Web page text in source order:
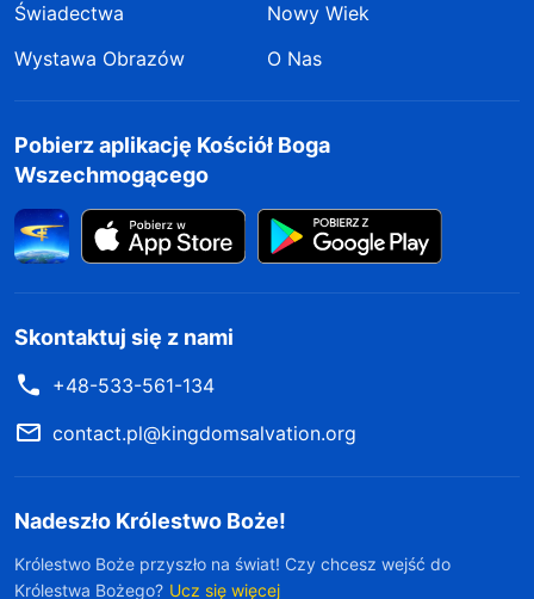
Świadectwa
Nowy Wiek
Wystawa Obrazów
O Nas
Pobierz aplikację Kościół Boga
Wszechmogącego
Skontaktuj się z nami
+48-533-561-134
contact.pl@kingdomsalvation.org
Nadeszło Królestwo Boże!
Królestwo Boże przyszło na świat! Czy chcesz wejść do
Królestwa Bożego? Ucz się więcej